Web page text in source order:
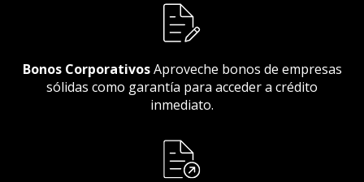
Bonos Corporativos Aproveche bonos de empresas
sólidas como garantía para acceder a crédito
inmediato.